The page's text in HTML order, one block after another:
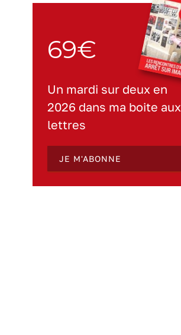
69€
Un mardi sur deux en
2026 dans ma boite aux
lettres
JE M'ABONNE